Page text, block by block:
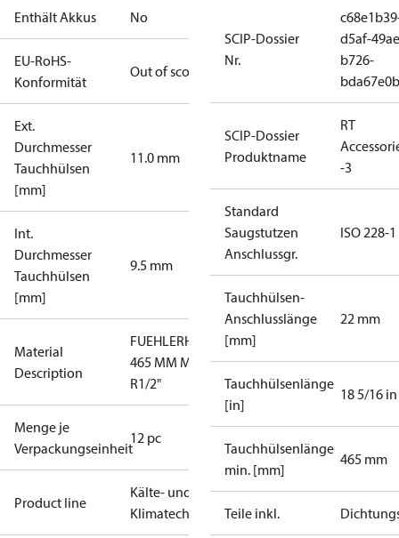
Enthält Akkus No
EU-RoHS-
Konformität
Out of scope
Ext.
Durchmesser
Tauchhülsen
[mm]
11.0 mm
Int.
Durchmesser
Tauchhülsen
[mm]
9.5 mm
Material
Description
FUEHLERHUELSE
465 MM MS
R1/2"
Menge je
Verpackungseinheit
12 pc
Product line
Kälte- und
Klimatechnik
SCIP-Dossier
Nr.
d5af-
b726-
SCIP-Dossier
Produktname
RT
-3
Standard
Saugstutzen
Anschlussgr.
ISO 228-1
Tauchhülsen-
Anschlusslänge
[mm]
22 mm
Tauchhülsenlänge
[in]
18 5/16 in
Tauchhülsenlänge
min. [mm]
465 mm
Teile inkl.